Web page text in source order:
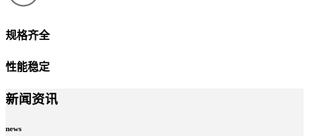
规格齐全
性能稳定
新闻资讯
news